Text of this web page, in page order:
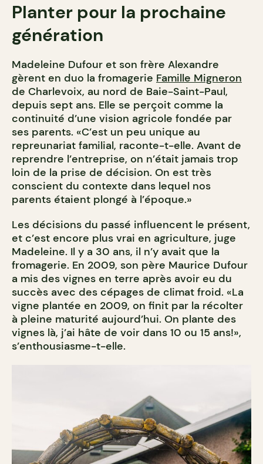
Planter pour la prochaine
génération
Madeleine Dufour et son frère Alexandre
gèrent en duo la fromagerie Famille Migneron
de Charlevoix, au nord de Baie-Saint-Paul,
depuis sept ans. Elle se perçoit comme la
continuité d’une vision agricole fondée par
ses parents. «C’est un peu unique au
repreunariat familial, raconte-t-elle. Avant de
reprendre l’entreprise, on n’était jamais trop
loin de la prise de décision. On est très
conscient du contexte dans lequel nos
parents étaient plongé à l’époque.»
Les décisions du passé influencent le présent,
et c’est encore plus vrai en agriculture, juge
Madeleine. Il y a 30 ans, il n’y avait que la
fromagerie. En 2009, son père Maurice Dufour
a mis des vignes en terre après avoir eu du
succès avec des cépages de climat froid. «La
vigne plantée en 2009, on finit par la récolter
à pleine maturité aujourd’hui. On plante des
vignes là, j’ai hâte de voir dans 10 ou 15 ans!»,
s’enthousiasme-t-elle.